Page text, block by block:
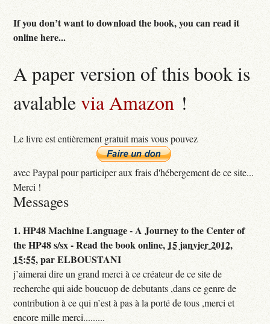
If you don’t want to download the book, you can read it
online here...
A paper version of this book is
avalablevia Amazon !
Le livre est entièrement gratuit mais vous pouvez
avec Paypal pour participer aux frais d'hébergement de ce site...
Merci !
Messages
1.HP48 Machine Language - A Journey to the Center of
the HP48 s/sx - Read the book online, 15 janvier 2012,
15:55,parELBOUSTANI
j’aimerai dire un grand merci à ce créateur de ce site de
recherche qui aide boucuop de debutants ,dans ce genre de
contribution à ce qui n’est à pas à la porté de tous ,merci et
encore mille merci.........